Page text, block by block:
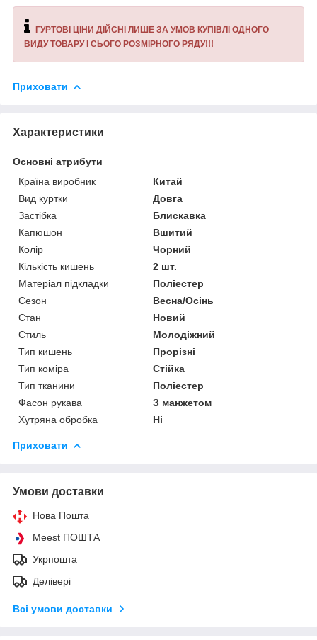
ГУРТОВІ ЦІНИ ДІЙСНІ ЛИШЕ ЗА УМОВ КУПІВЛІ ОДНОГО
ВИДУ ТОВАРУ І СЬОГО РОЗМІРНОГО РЯДУ!!!
Приховати
Характеристики
Основні атрибути
Країна виробник
Китай
Вид куртки
Довга
Застібка
Блискавка
Капюшон
Вшитий
Колір
Чорний
Кількість кишень
2 шт.
Матеріал підкладки
Поліестер
Сезон
Весна/Осінь
Стан
Новий
Стиль
Молодіжний
Тип кишень
Прорізні
Тип коміра
Стійка
Тип тканини
Поліестер
Фасон рукава
З манжетом
Хутряна обробка
Ні
Приховати
Умови доставки
Нова Пошта
Meest ПОШТА
Укрпошта
Делівері
Всі умови доставки